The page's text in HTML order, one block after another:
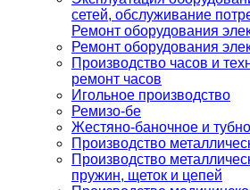
сетей, обслуживание
Ремонт оборудования
Ремонт оборудования
Производство часов и
ремонт часов
Игольное производство
Ремизо-бе
Жестяно-баночное и
Производство
Производство
пружин, щеток и цепей